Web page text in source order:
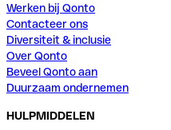
Werken bij Qonto
Contacteer ons
Diversiteit & inclusie
Over Qonto
Beveel Qonto aan
Duurzaam ondernemen
HULPMIDDELEN